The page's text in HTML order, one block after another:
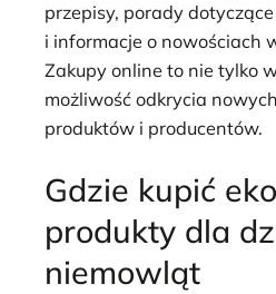
przepisy, porady
i informacje o nowościach
Zakupy online to nie tylko
możliwość odkrycia
produktów i producentów.
Gdzie kupić
produkty dla
niemowląt